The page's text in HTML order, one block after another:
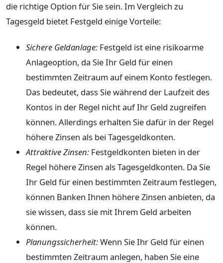
die richtige Option für Sie sein. Im Vergleich zu
Tagesgeld bietet Festgeld einige Vorteile:
Sichere Geldanlage: Festgeld ist eine risikoarme
Anlageoption, da Sie Ihr Geld für einen
bestimmten Zeitraum auf einem Konto festlegen.
Das bedeutet, dass Sie während der Laufzeit des
Kontos in der Regel nicht auf Ihr Geld zugreifen
können. Allerdings erhalten Sie dafür in der Regel
höhere Zinsen als bei Tagesgeldkonten.
Attraktive Zinsen: Festgeldkonten bieten in der
Regel höhere Zinsen als Tagesgeldkonten. Da Sie
Ihr Geld für einen bestimmten Zeitraum festlegen,
können Banken Ihnen höhere Zinsen anbieten, da
sie wissen, dass sie mit Ihrem Geld arbeiten
können.
Planungssicherheit:Wenn Sie Ihr Geld für einen
bestimmten Zeitraum anlegen, haben Sie eine